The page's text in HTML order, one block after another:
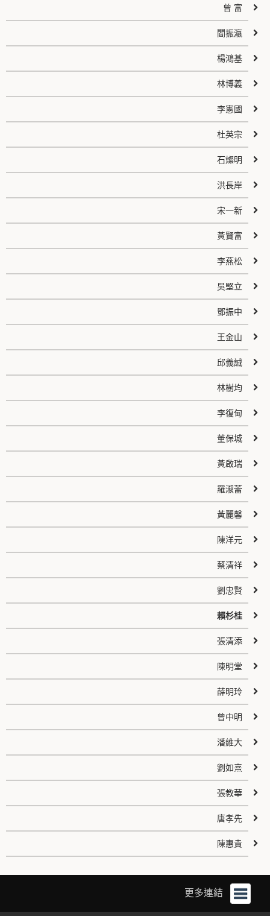
曾 富
閻振瀛
楊鴻基
林博義
李憲國
杜英宗
石燦明
洪長岸
宋一新
黃賢富
李燕松
吳堅立
鄧振中
王金山
邱義誠
林樹均
李復甸
董保城
黃啟瑞
羅淑蕾
黃麗馨
陳洋元
蔡清祥
劉忠賢
賴杉桂
張清添
陳明堂
薛明玲
曾中明
潘維大
劉如熹
張教華
唐孝先
陳惠貴
更多連結